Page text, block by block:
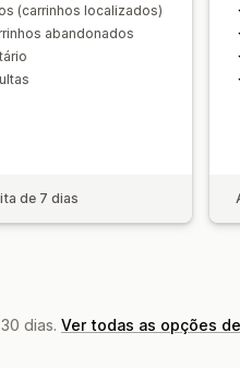
(carrinhos localizados)
abandonados
de 7 dias
dias. Ver todas as opções